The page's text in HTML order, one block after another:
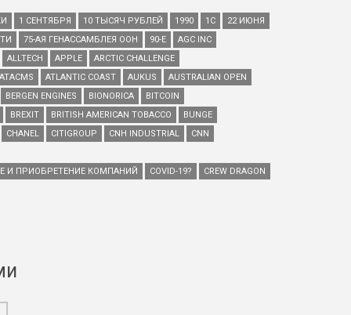
1 СЕНТЯБРЯ 10 ТЫСЯЧ РУБЛЕЙ 1990 1С
22 ИЮНЯ
75-АЯ ГЕНАССАМБЛЕЯ ООН 90-Е
AGC INC
ALLTECH APPLE
ARCTIC CHALLENGE
ATACMS ATLANTIC COAST AUKUS
AUSTRALIAN OPEN
BERGEN ENGINES BIONORICA
BITCOIN
BREXIT BRITISH AMERICAN TOBACCO
BUNGE
CHANEL CITIGROUP CNH INDUSTRIAL
CNN
И ПРИОБРЕТЕНИЕ КОМПАНИЙ
COVID-19?
CREW DRAGON